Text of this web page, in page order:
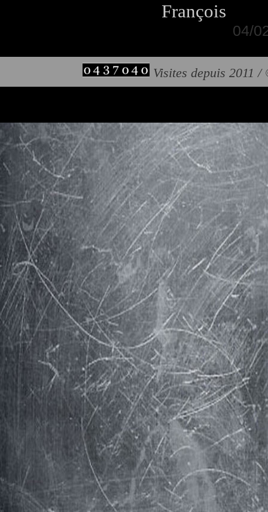
François
04/
Visites depuis 2011